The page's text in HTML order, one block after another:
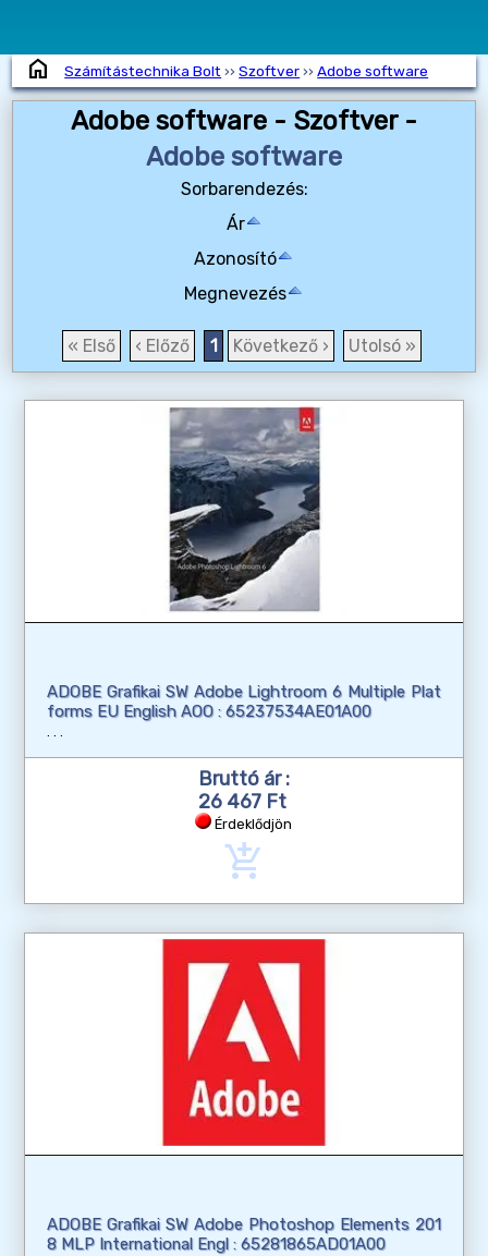
home Számítástechnika Bolt ››Szoftver››Adobe software
Adobe software - Szoftver -
Adobe software
Sorbarendezés:
Ár
Azonosító
Megnevezés
« Első ‹ Előző 1 Következő › Utolsó »
ADOBE Grafikai SW Adobe Lightroom 6 Multiple Plat
forms EU English AOO : 65237534AE01A00
Bruttó ár :
26 467 Ft
Érdeklődjön
add_shopping_cart
ADOBE Grafikai SW Adobe Photoshop Elements 201
8 MLP International Engl : 65281865AD01A00